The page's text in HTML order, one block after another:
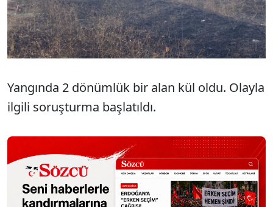
Yangında 2 dönümlük bir alan kül oldu. Olayla
ilgili soruşturma başlatıldı.